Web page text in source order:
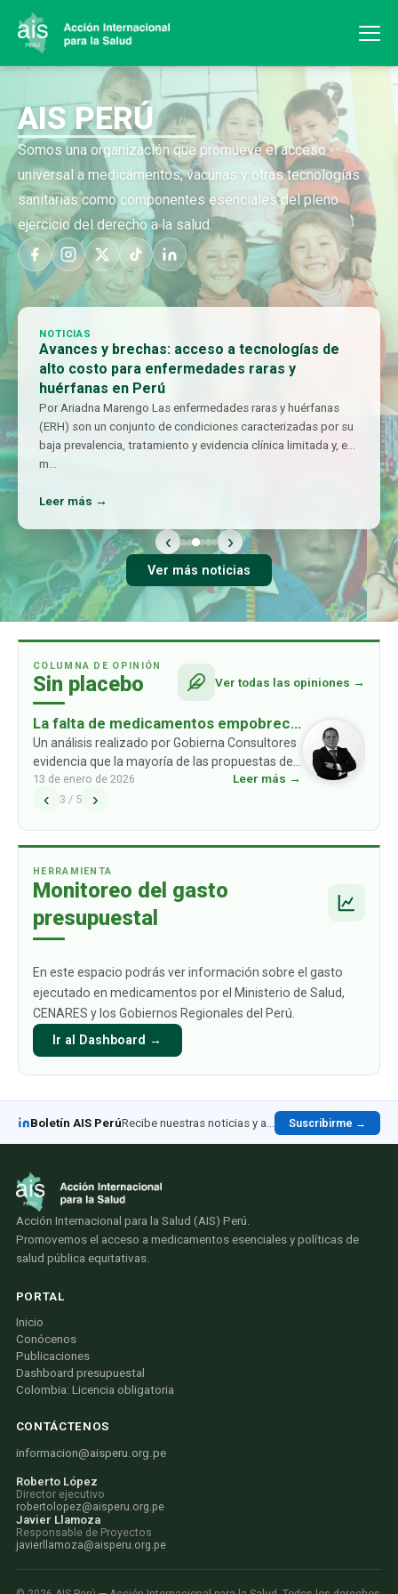
AIS PERÚ
Somos una organización que promueve el acceso
universal a medicamentos, vacunas y otras tecnologías
sanitarias como componentes esenciales del pleno
ejercicio del derecho a la salud.
NOTICIAS
Avances y brechas: acceso a tecnologías de
alto costo para enfermedades raras y
huérfanas en Perú
Por Ariadna Marengo Las enfermedades raras y huérfanas
(ERH) son un conjunto de condiciones caracterizadas por su
baja prevalencia, tratamiento y evidencia clínica limitada y, en
m…
Leer más →
‹ ›
Ver más noticias
COLUMNA DE OPINIÓN
Sin placebo Ver todas las opiniones →
La falta de medicamentos empobrece
a las familias: un problema ausente en
las propuestas de los partidos
políticos
Un análisis realizado por Gobierna Consultores
evidencia que la mayoría de las propuestas de
los partidos políticos no consideran un
problema estructural que afecta de manera
13 de enero de 2026 Leer más →
‹ 3 / 5 ›
HERRAMIENTA
Monitoreo del gasto
presupuestal
En este espacio podrás ver información sobre el gasto
ejecutado en medicamentos por el Ministerio de Salud,
CENARES y los Gobiernos Regionales del Perú.
Ir al Dashboard →
Boletín AIS PerúRecibe nuestras noticias y análisis en LinkedIn Suscribirme →
Acción Internacional para la Salud (AIS) Perú.
Promovemos el acceso a medicamentos esenciales y políticas de
salud pública equitativas.
PORTAL
Inicio
Conócenos
Publicaciones
Dashboard presupuestal
Colombia: Licencia obligatoria
CONTÁCTENOS
informacion@aisperu.org.pe
Roberto López
Director ejecutivo
robertolopez@aisperu.org.pe
Javier Llamoza
Responsable de Proyectos
javierllamoza@aisperu.org.pe